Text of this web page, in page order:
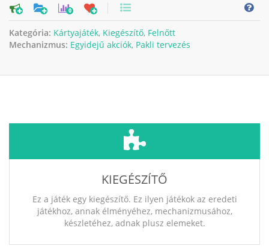
0
Kategória: Kártyajáték, Kiegészítő, Felnőtt
Mechanizmus: Egyidejű akciók, Pakli tervezés
KIEGÉSZÍTŐ
Ez a játék egy kiegészítő. Ez ilyen játékok az eredeti
játékhoz, annak élményéhez, mechanizmusához,
készletéhez, adnak plusz elemeket.